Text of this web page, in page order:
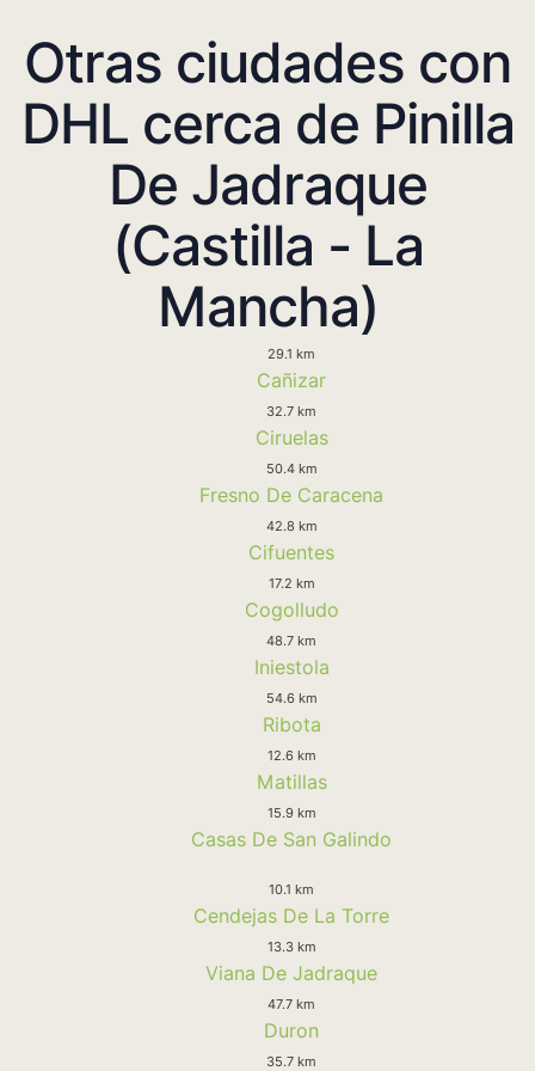
Otras ciudades con
DHL cerca de Pinilla
De Jadraque
(Castilla - La
Mancha)
29.1 km
Cañizar
32.7 km
Ciruelas
50.4 km
Fresno De Caracena
42.8 km
Cifuentes
17.2 km
Cogolludo
48.7 km
Iniestola
54.6 km
Ribota
12.6 km
Matillas
15.9 km
Casas De San Galindo
10.1 km
Cendejas De La Torre
13.3 km
Viana De Jadraque
47.7 km
Duron
35.7 km